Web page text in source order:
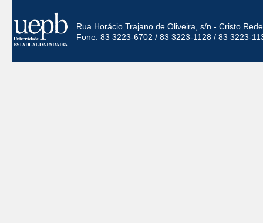
Rua Horácio Trajano de Oliveira, s/n - Cristo
Fone: 83 3223-6702 / 83 3223-1128 / 83 3223-